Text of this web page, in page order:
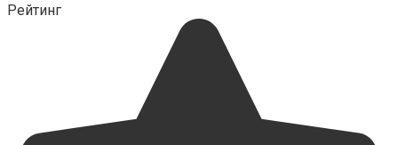
Рейтинг